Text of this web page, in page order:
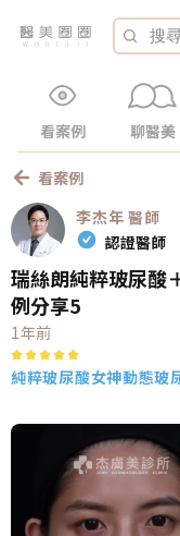
看案例 聊醫美
看案例
李杰年 醫師
認證醫師
瑞絲朗純粹玻尿酸
例分享5
1年前
純粹玻尿酸女神動態玻